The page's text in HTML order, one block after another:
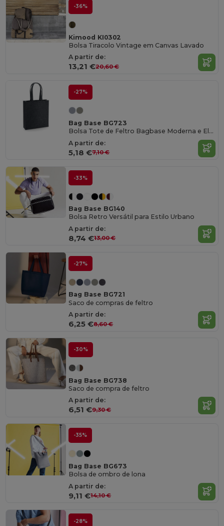
-36%
Kimood KI0302
Bolsa Tiracolo Vintage em Canvas Lavado
A partir de:
13,21 €20,60 €
-27%
Bag Base BG723
Bolsa Tote de Feltro Bagbase Moderna e Elegante
A partir de:
5,18 €7,10 €
-33%
Bag Base BG140
Bolsa Retro Versátil para Estilo Urbano
A partir de:
8,74 €13,00 €
-27%
Bag Base BG721
Saco de compras de feltro
A partir de:
6,25 €8,60 €
-30%
Bag Base BG738
Saco de compra de feltro
A partir de:
6,51 €9,30 €
-35%
Bag Base BG673
Bolsa de ombro de lona
A partir de:
9,11 €14,10 €
-28%